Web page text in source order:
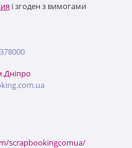
і згоден з вимогами
scrapbookingcomua/